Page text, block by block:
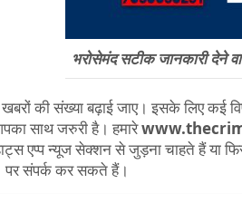
भरोसेमंद सटीक जानकारी देने
की संख्या बढ़ाई जाए। इसके लिए कई
साथ जरुरी है। हमारे
एप्प न्यूज सेक्शन से जुड़ना चाहते हैं या
पर संपर्क कर सकते हैं।